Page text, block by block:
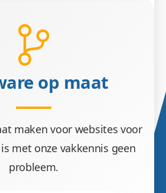
op maat
maken voor websites voor
met onze vakkennis geen
probleem.